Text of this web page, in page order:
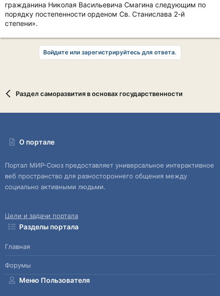
гражданина Николая Васильевича Смагина следующим по
порядку постепенности орденом Св. Станислава 2-й
степени».
Войдите или зарегистрируйтесь для ответа.
Раздел саморазвития в основах государственности
О портале
Портал МИР-Союз предоставляет универсальное интерактивное
веб пространство для разностороннего общения между
социально активными людьми.
Цели и задачи портала
Разделы портала
Главная
Форумы
Меню Пользователя